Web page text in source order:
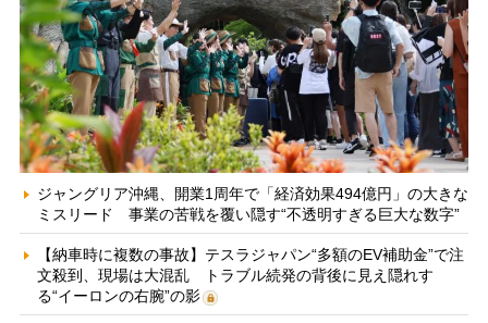
ジャングリア沖縄、開業1周年で「経済効果494億円」の大きな
ミスリード 事業の苦戦を覆い隠す“不透明すぎる巨大な数字”
【納車時に複数の事故】テスラジャパン“多額のEV補助金”で注
文殺到、現場は大混乱 トラブル続発の背後に見え隠れす
る“イーロンの右腕”の影